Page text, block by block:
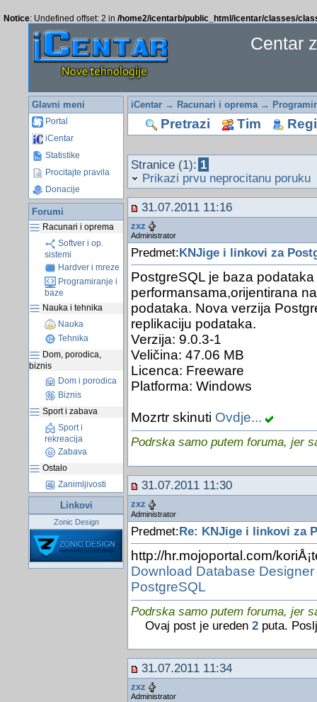
Notice: Undefined offset: 2 in /home2/icentarb/public_html/icentar/classes/
Centar
Glavni meni
Portal
iCentar
Statistike
Procitajte pravila
Donacije
Forumi
Racunari i oprema
Softver i op.
sistemi
Hardver i mreze
Programiranje i
baze
Nauka i tehnika
Nauka
Tehnika
Dom, porodica,
biznis
Dom i porodica
Biznis
Sport i zabava
Sport i
rekreacija
Zabava
Ostalo
Zanimljivosti
Linkovi
Zonic Design
iCentar→ Racunari i oprema→
Pretrazi Tim
Stranice (1): 1
Prikazi prvu neprocitanu poruku
31.07.2011 11:16
zxz
Administrator
Predmet: KNJige i linkovi za
PostgreSQL je baza
performansama,orijentirana
podataka. Nova verzija
replikaciju podataka.
Verzija: 9.0.3-1
Veličina: 47.06 MB
Licenca: Freeware
Platforma: Windows
Mozrtr skinuti Ovdje...
Podrska samo putem foruma, jer
31.07.2011 11:30
zxz
Administrator
Predmet:Re: KNJige i linkovi za
http://hr.mojoportal.com/
Download Database
PostgreSQL
Podrska samo putem foruma, jer
Ovaj post je ureden 2puta.
31.07.2011 11:34
zxz
Administrator